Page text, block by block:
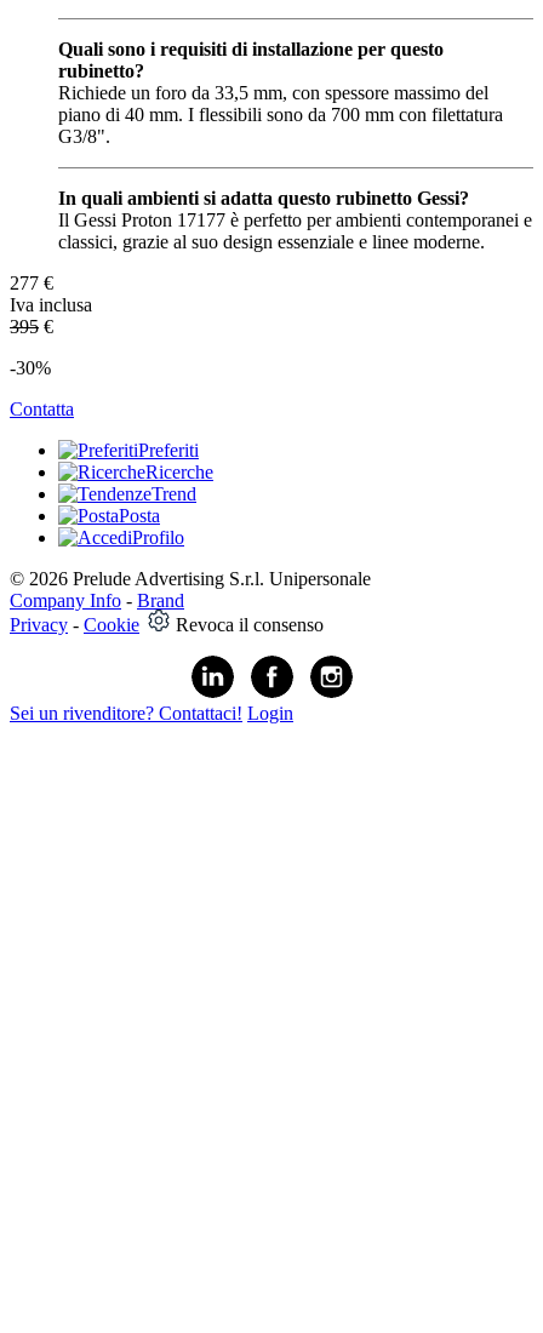
Quali sono i requisiti di installazione per questo
rubinetto?
Richiede un foro da 33,5 mm, con spessore massimo del
piano di 40 mm. I flessibili sono da 700 mm con filettatura
G3/8".
In quali ambienti si adatta questo rubinetto Gessi?
Il Gessi Proton 17177 è perfetto per ambienti contemporanei e
classici, grazie al suo design essenziale e linee moderne.
277 €
Iva inclusa
395 €
-30%
Contatta
Preferiti
Ricerche
Trend
Posta
Profilo
© 2026 Prelude Advertising S.r.l. Unipersonale
Company Info - Brand
Privacy - Cookie Revoca il consenso
Sei un rivenditore? Contattaci! Login